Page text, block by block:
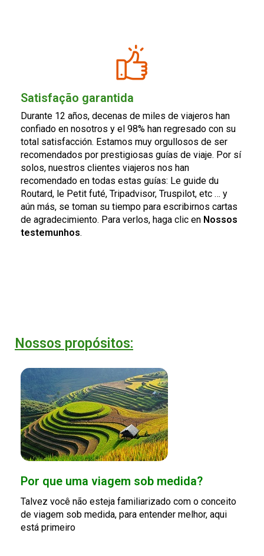
Satisfação garantida
Durante 12 años, decenas de miles de viajeros han
confiado en nosotros y el 98% han regresado con su
total satisfacción. Estamos muy orgullosos de ser
recomendados por prestigiosas guías de viaje. Por sí
solos, nuestros clientes viajeros nos han
recomendado en todas estas guías: Le guide du
Routard, le Petit futé, Tripadvisor, Truspilot, etc … y
aún más, se toman su tiempo para escribirnos cartas
de agradecimiento. Para verlos, haga clic en Nossos
testemunhos.
Nossos propósitos:
Por que uma viagem sob medida?
Talvez você não esteja familiarizado com o conceito
de viagem sob medida, para entender melhor, aqui
está primeiro